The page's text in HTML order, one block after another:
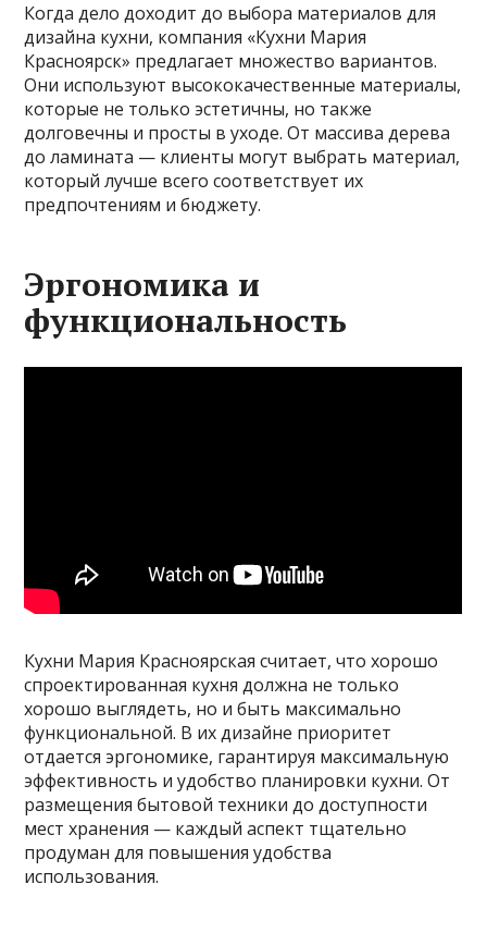
Когда дело доходит до выбора материалов для
дизайна кухни, компания «Кухни Мария
Красноярск» предлагает множество вариантов.
Они используют высококачественные материалы,
которые не только эстетичны, но также
долговечны и просты в уходе. От массива дерева
до ламината — клиенты могут выбрать материал,
который лучше всего соответствует их
предпочтениям и бюджету.
Эргономика и
функциональность
Кухни Мария Красноярская считает, что хорошо
спроектированная кухня должна не только
хорошо выглядеть, но и быть максимально
функциональной. В их дизайне приоритет
отдается эргономике, гарантируя максимальную
эффективность и удобство планировки кухни. От
размещения бытовой техники до доступности
мест хранения — каждый аспект тщательно
продуман для повышения удобства
использования.